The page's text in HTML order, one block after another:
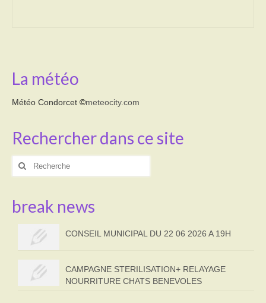
La météo
Météo Condorcet ©meteocity.com
Rechercher dans ce site
Rechercher
break news
CONSEIL MUNICIPAL DU 22 06 2026 A 19H
CAMPAGNE STERILISATION+ RELAYAGE
NOURRITURE CHATS BENEVOLES